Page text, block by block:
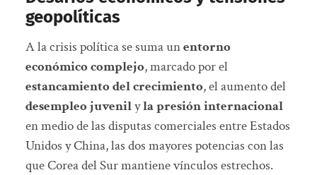
geopolíticas
A la crisis política se suma unentorno
económico complejo, marcado por el
estancamiento del crecimiento, el aumento del
desempleo juvenilyla presión internacional
en medio de las disputas comerciales entre Estados
Unidos y China, las dos mayores potencias con las
que Corea del Sur mantiene vínculos estrechos.